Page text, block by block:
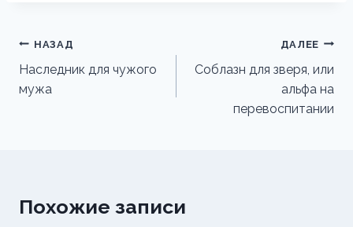
Навигация
по
записям
НАЗАД
Наследник для чужого
мужа
ДАЛЕЕ
Соблазн для зверя, или
альфа на
перевоспитании
Похожие записи